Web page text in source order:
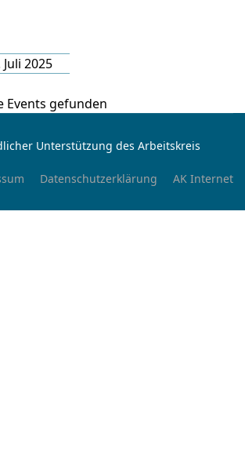
2025
Events gefunden
Unterstützung des Arbeitskreis
Datenschutzerklärung AK Internet